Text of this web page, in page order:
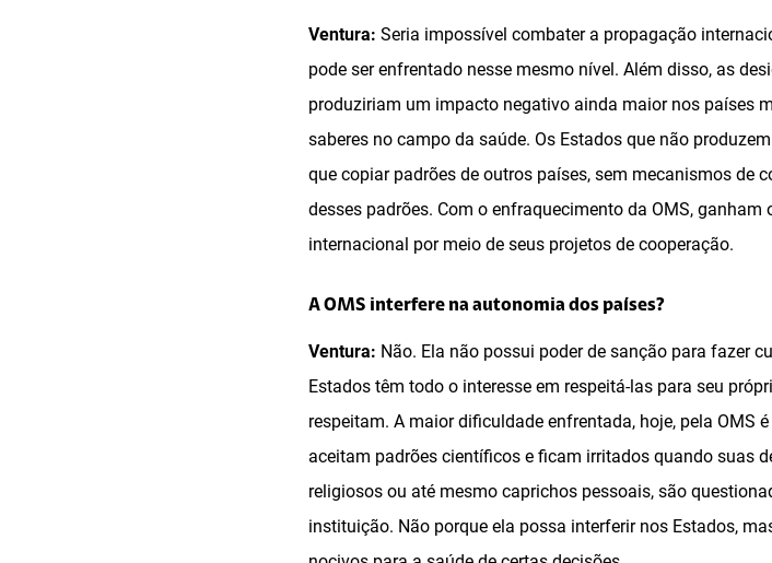
Ventura: Seria impossível combater a propagação
pode ser enfrentado nesse mesmo nível. Além disso, as
produziriam um impacto negativo ainda maior nos países
saberes no campo da saúde. Os Estados que não
que copiar padrões de outros países, sem mecanismos de
desses padrões. Com o enfraquecimento da OMS,
internacional por meio de seus projetos de cooperação.
A OMS interfere na autonomia dos países?
Ventura: Não. Ela não possui poder de sanção para fazer
Estados têm todo o interesse em respeitá-las para seu
respeitam. A maior dificuldade enfrentada, hoje, pela OMS
aceitam padrões científicos e ficam irritados quando suas
religiosos ou até mesmo caprichos pessoais, são
instituição. Não porque ela possa interferir nos Estados,